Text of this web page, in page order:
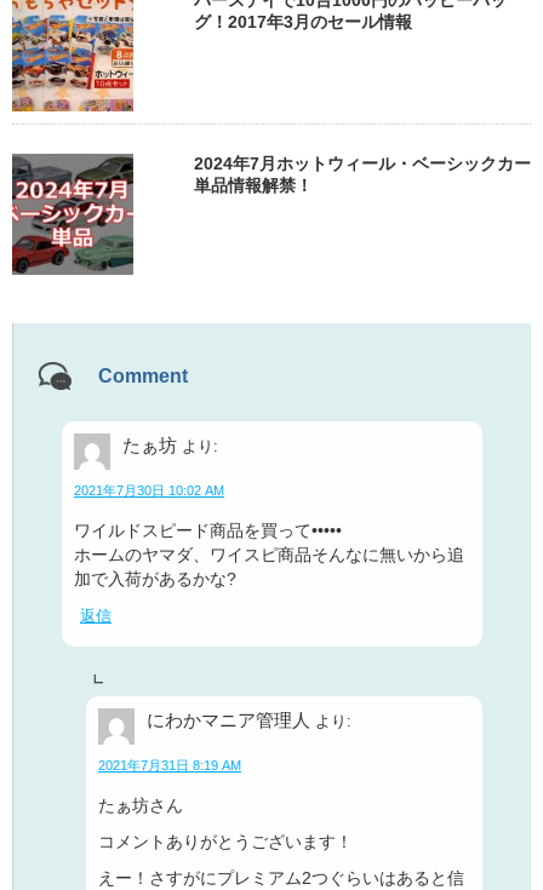
グ！2017年3月のセール情報
2024年7月ホットウィール・ベーシックカー
単品情報解禁！
Comment
たぁ坊 より:
2021年7月30日 10:02 AM
ワイルドスピード商品を買って•••••
ホームのヤマダ、ワイスピ商品そんなに無いから追
加で入荷があるかな?
返信
にわかマニア管理人 より:
2021年7月31日 8:19 AM
たぁ坊さん
コメントありがとうございます！
えー！さすがにプレミアム2つぐらいはあると信